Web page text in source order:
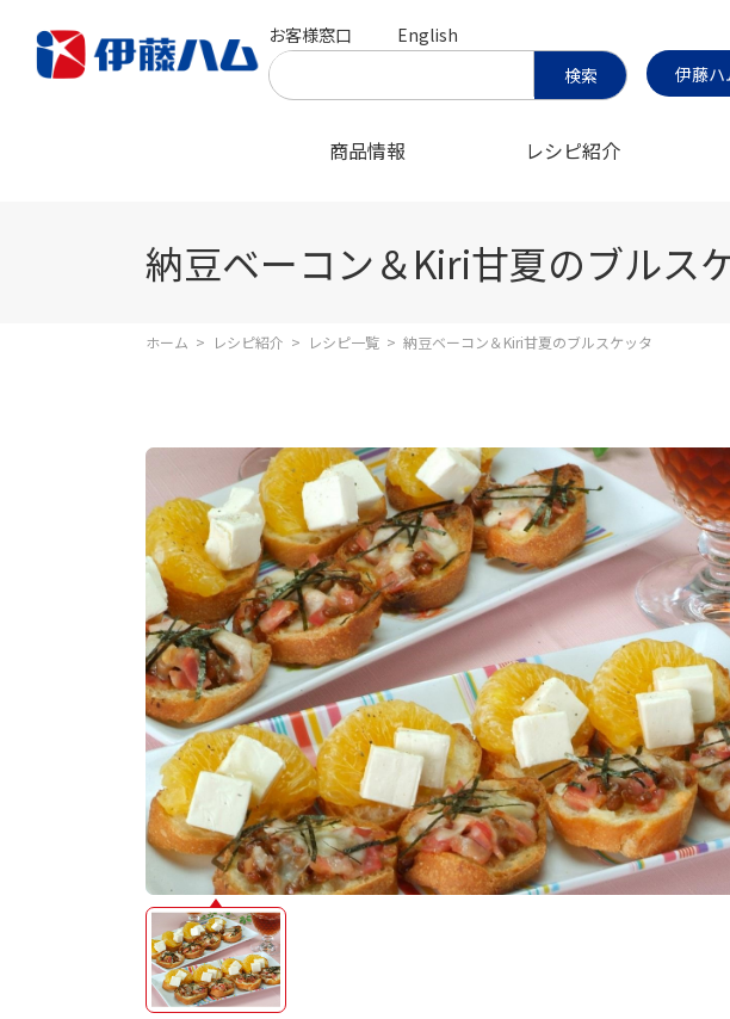
お客様窓口
English
伊藤ハ
商品情報 レシピ紹介
納豆ベーコン＆Kiri甘夏のブルス
ホーム > レシピ紹介 > レシピ一覧 > 納豆ベーコン＆Kiri甘夏のブルスケッタ